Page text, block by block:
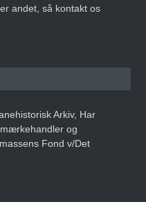
andet, så kontakt os
Arkiv, Har
og
Fond v/Det